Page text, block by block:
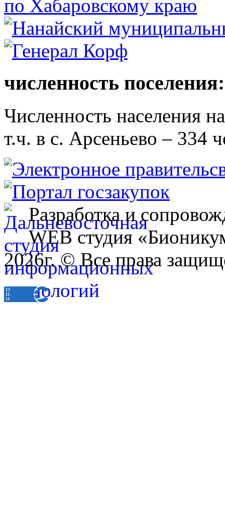
численность поселения:
Численность населения
т.ч. в с. Арсеньево – 334
Разработка и
WEB студия
2026г. © Все права